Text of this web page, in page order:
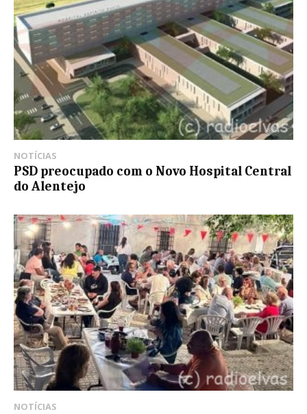
NOTÍCIAS
PSD preocupado com o Novo Hospital Central
do Alentejo
NOTÍCIAS